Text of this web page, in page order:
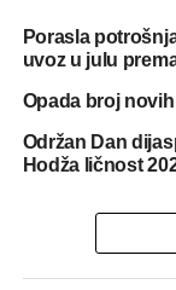
Porasla
uvoz u julu
Opada broj
Održan Dan
Hodža ličnost